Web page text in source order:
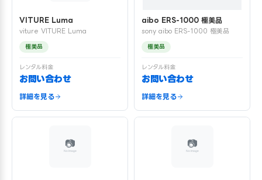
VITURE Luma
viture VITURE Luma
極美品
レンタル料金
お問い合わせ
詳細を見る
aibo ERS-1000 極美品
sony aibo ERS-1000 極美品
極美品
レンタル料金
お問い合わせ
詳細を見る